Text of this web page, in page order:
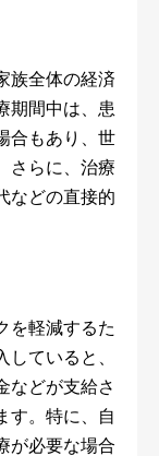
族全体の経済
期間中は、患
合もあり、世
さらに、治療
などの直接的
を軽減するた
ていると、
などが支給さ
す。特に、自
が必要な場合